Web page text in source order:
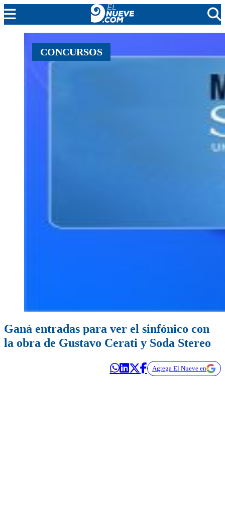
MENDOZA
CADA DÍA
CONCURSOS
Ganá entradas para ver el sinfónico con
la obra de Gustavo Cerati y Soda Stereo
Agrega El Nueve en